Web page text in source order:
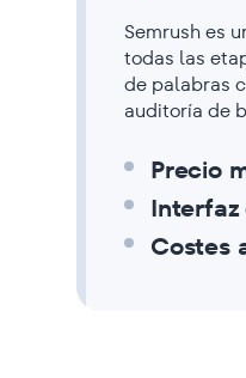
Semrush es
todas las
de palabras
auditoría de
Precio
Costes